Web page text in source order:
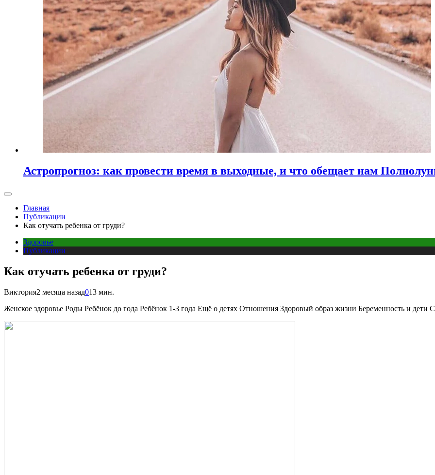
Астропрогноз: как провести время в выходные, и что обещает нам
Главная
Публикации
Как отучать ребенка от груди?
Здоровье
Публикации
Как отучать ребенка от груди?
Виктория2 месяца назад013 мин.
Женское здоровье Роды Ребёнок до года Ребёнок 1-3 года Ещё о детях Отношения Здоровый образ жизни Беременность и дети